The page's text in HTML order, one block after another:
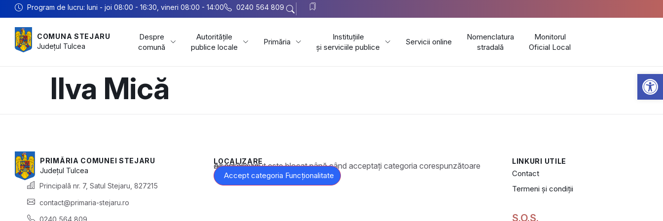
Program de lucru: luni - joi 08:00 - 16:30, vineri 08:00 - 14:00 0240 564 809
COMUNA STEJARU
Județul Tulcea
Despre
comună
Autoritățile
publice locale
Primăria
Instituțiile
și serviciile publice
Servicii online
Nomenclatura
stradală
Monitorul
Oficial Local
Ilva Mică
PRIMĂRIA COMUNEI STEJARU
Județul Tulcea
Principală nr. 7, Satul Stejaru, 827215
contact@primaria-stejaru.ro
0240 564 809
LOCALIZARE
Acest conținut este blocat până când acceptați categoria corespunzătoare de cookie-uri.
Accept categoria Funcționalitate
LINKURI UTILE
Contact
Termeni și condiții
S.O.S.